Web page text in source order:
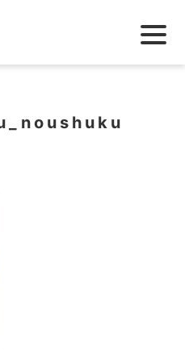
メ
ュ